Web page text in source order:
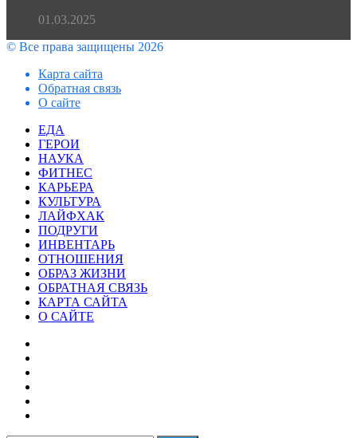
01.03.2025
© Все права защищены 2026
Карта сайта
Обратная связь
О сайте
Facebook
Twitter
WhatsApp
Telegram
ЗакрытьЕДА
ГЕРОИ
НАУКА
ФИТНЕС
КАРЬЕРА
КУЛЬТУРА
ЛАЙФХАК
ПОДРУГИ
ИНВЕНТАРЬ
ОТНОШЕНИЯ
ОБРАЗ ЖИЗНИ
ОБРАТНАЯ СВЯЗЬ
КАРТА САЙТА
О САЙТЕ